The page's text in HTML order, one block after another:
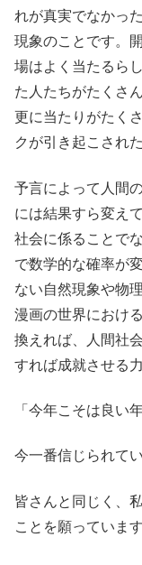
れが真実でなかっ
現象のことです。
場はよく当たるら
た人たちがたくさ
更に当たりがたく
クが引き起こされ
予言によって人間
には結果すら変え
社会に係ることで
で数学的な確率が
ない自然現象や物
漫画の世界におけ
換えれば、人間社
すれば成就させる
「今年こそは良い
今一番信じられて
皆さんと同じく、
ことを願っていま